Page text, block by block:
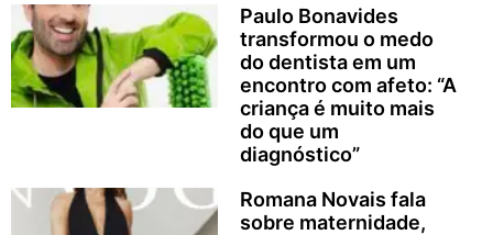
Paulo Bonavides
transformou o medo
do dentista em um
encontro com afeto: “A
criança é muito mais
do que um
diagnóstico”
Romana Novais fala
sobre maternidade,